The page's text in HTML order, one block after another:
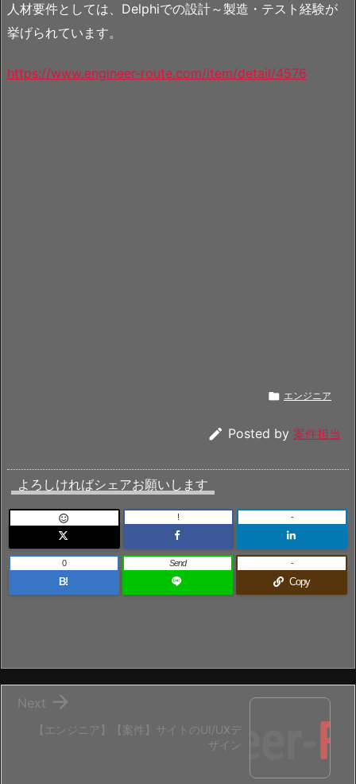
人材要件としては、Delphiでの設計～製造・テスト経験が
挙げられています。
https://www.engineer-route.com/item/detail/4576
 エンジニア
 Posted by 案件担当
よろしければシェアお願いします
 ! -
B!
0 Send
Copy
-
【エンジニア】【案件】サイトのUI/UXデ
ザイン

Next